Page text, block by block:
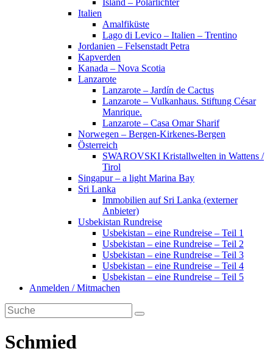
Island – Polarlichter
Italien
Amalfiküste
Lago di Levico – Italien – Trentino
Jordanien – Felsenstadt Petra
Kapverden
Kanada – Nova Scotia
Lanzarote
Lanzarote – Jardín de Cactus
Lanzarote – Vulkanhaus. Stiftung César
Manrique.
Lanzarote – Casa Omar Sharif
Norwegen – Bergen-Kirkenes-Bergen
Österreich
SWAROVSKI Kristallwelten in Wattens /
Tirol
Singapur – a light Marina Bay
Sri Lanka
Immobilien auf Sri Lanka (externer
Anbieter)
Usbekistan Rundreise
Usbekistan – eine Rundreise – Teil 1
Usbekistan – eine Rundreise – Teil 2
Usbekistan – eine Rundreise – Teil 3
Usbekistan – eine Rundreise – Teil 4
Usbekistan – eine Rundreise – Teil 5
Anmelden / Mitmachen
Schmied